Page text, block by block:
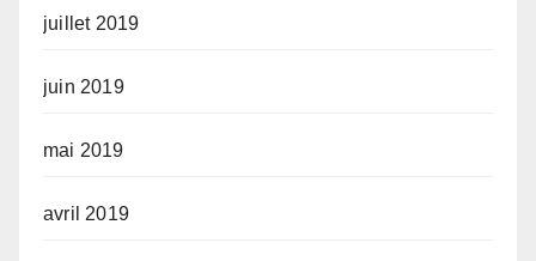
juillet 2019
juin 2019
mai 2019
avril 2019